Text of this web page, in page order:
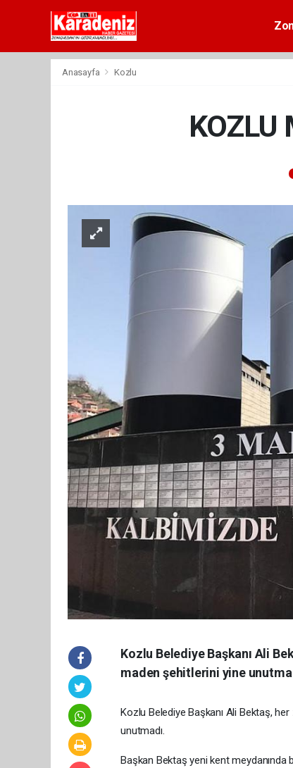
Anasayfa Kozlu
KOZLU
Kozlu Belediye Başkanı Ali
maden şehitlerini yine
Kozlu Belediye Başkanı Ali Bektaş,
unutmadı.
Başkan Bektaş yeni kent